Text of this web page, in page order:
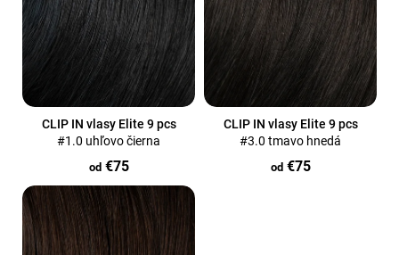
s
o
t
o
v
CLIP IN vlasy Elite 9 pcs
#1.0 uhľovo čierna
od€75
CLIP IN vlasy Elite 9 pcs
#3.0 tmavo hnedá
od€75
Hľadať